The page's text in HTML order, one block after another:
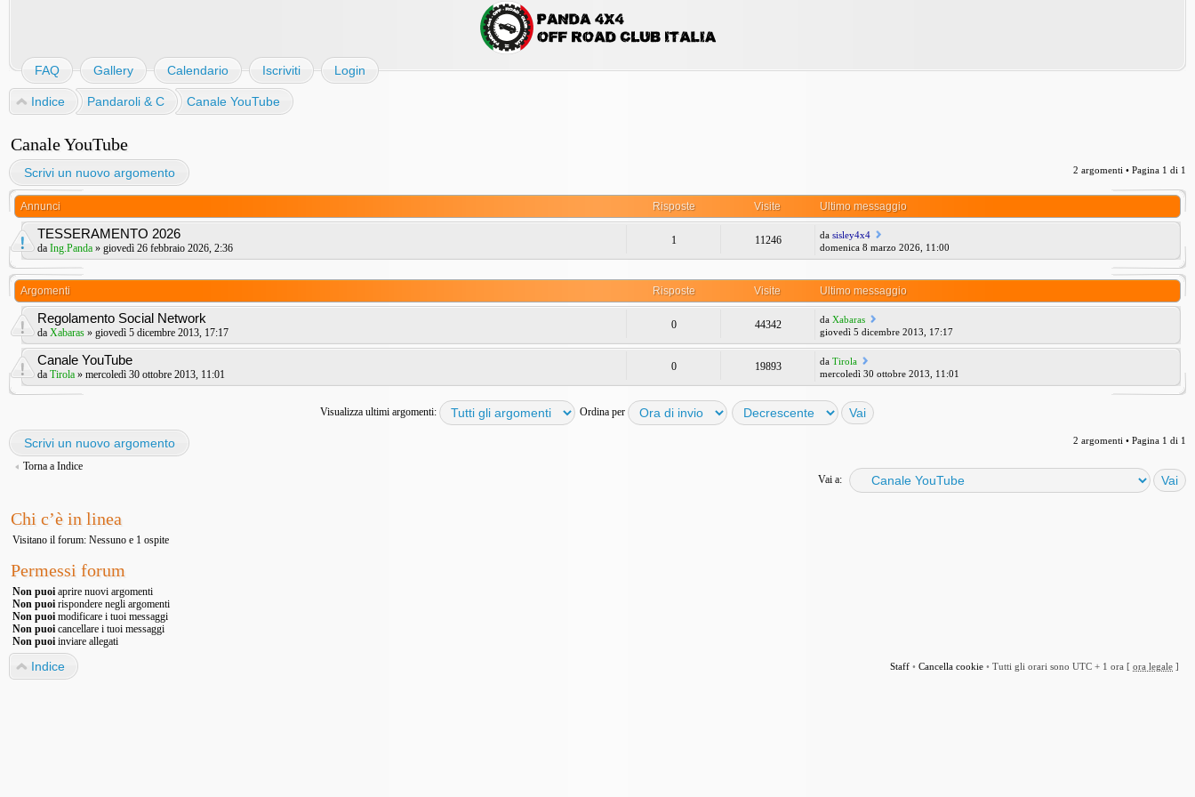
FAQ Gallery Calendario Iscriviti Login
Indice Pandaroli & C Canale YouTube
Canale YouTube
Scrivi un nuovo argomento 2 argomenti • Pagina 1 di 1
Annunci Risposte Visite Ultimo messaggio
TESSERAMENTO 2026
da Ing.Panda » giovedì 26 febbraio 2026, 2:36
1 11246 dasisley4x4
domenica 8 marzo 2026, 11:00
Argomenti Risposte Visite Ultimo messaggio
Regolamento Social Network
da Xabaras » giovedì 5 dicembre 2013, 17:17
0 44342 daXabaras
giovedì 5 dicembre 2013, 17:17
Canale YouTube
da Tirola » mercoledì 30 ottobre 2013, 11:01
0 19893 daTirola
mercoledì 30 ottobre 2013, 11:01
Visualizza ultimi argomenti: Ordina per
Scrivi un nuovo argomento 2 argomenti • Pagina 1 di 1
Torna a Indice
Vai a:
Chi c’è in linea
Visitano il forum: Nessuno e 1 ospite
Permessi forum
Non puoi aprire nuovi argomenti
Non puoi rispondere negli argomenti
Non puoi modificare i tuoi messaggi
Non puoi cancellare i tuoi messaggi
Non puoi inviare allegati
Staff • Cancella cookie • Tutti gli orari sono UTC + 1 ora [ ora legale ]
Indice